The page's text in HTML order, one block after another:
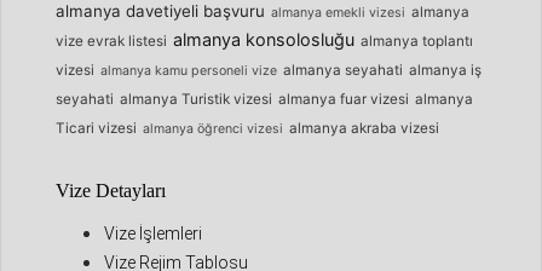
almanya davetiyeli başvuru almanya emekli vizesi almanya
vize evrak listesi almanya konsolosluğu almanya toplantı
vizesi almanya kamu personeli vize almanya seyahati almanya iş
seyahati almanya Turistik vizesi almanya fuar vizesi almanya
Ticari vizesi almanya öğrenci vizesi almanya akraba vizesi
Vize Detayları
Vize İşlemleri
Vize Rejim Tablosu